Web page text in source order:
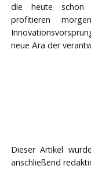
die heute schon
profitieren
neue Ära der
Dieser Artikel
anschließend